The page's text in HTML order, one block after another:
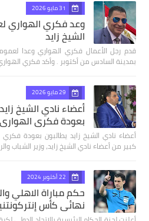
31 مايو 2026
وعد فكري الهواري
الشيخ زايد
قدم رجل الأعمال فكري الهواري وعدا
بمدينة السادس من أكتوبر . وأكد فكري
29 مايو 2026
أعضاء نادي الشيخ
بعودة فكري الهواري
أعضاء نادي الشيخ زايد يطالبون بعودة
كبير من أعضاء نادي الشيخ زايد، وزير الشباب
22 أكتوبر 2024
حكم مباراة الاهلي
نهائى كأس